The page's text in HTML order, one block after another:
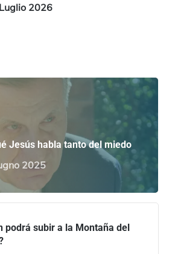
2026
Jesús habla tanto del miedo
2025
podrá subir a la Montaña del